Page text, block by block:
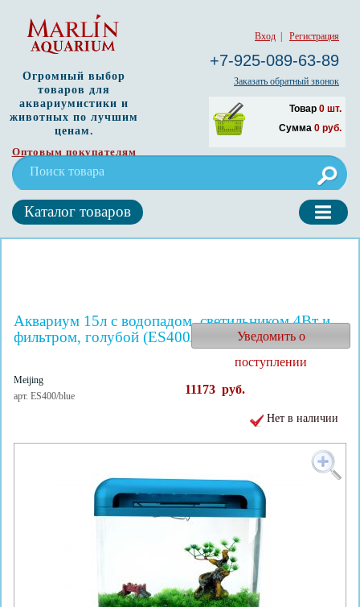
Вход Регистрация
+7-925-089-63-89
Заказать обратный звонок
Товар 0 шт.
Сумма 0 руб.
Огромный выбор
товаров для
аквариумистики и
животных по лучшим
ценам.
Оптовым покупателям
Каталог товаров
Аквариум 15л с водопадом, светильником 4Вт и
фильтром, голубой (ES400/blue)
Meijing
арт. ES400/blue
Уведомить о
поступлении
11173 руб.
Нет в наличии